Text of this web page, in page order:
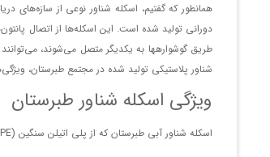
همانطور که گفتیم، اسکله شناور نوعی از سازه‌های
شناور پلاستیکی تولید شده در مجتمع طبرستان،
ویژگی اسکله شناور طبرستان
اسکله‌ شناور آبی طبرستان که از پلی اتیلن سنگین (HDPE) تولید می‌شود؛ خصوصیات ویژه‌ای دارد. این ویژگی‌ها عبارت‌اند از: